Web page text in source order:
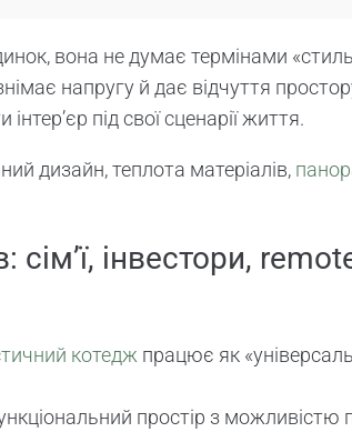
вона не думає термінами
напругу й дає відчуття
під свої сценарії життя.
дизайн, теплота матеріалів,
інвестори,
котедж працює як
простір з можливістю